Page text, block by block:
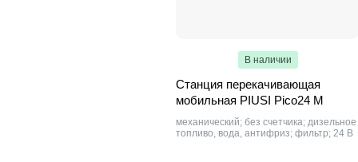
В наличии
Станция перекачивающая
мобильная PIUSI Pico24 M
механический; без счетчика; дизельное
топливо, вода, антифриз; фильтр; 24 В